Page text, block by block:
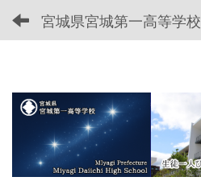
宮城県宮城第一高等学校